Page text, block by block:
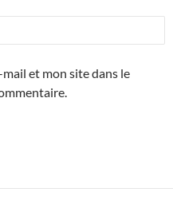
et mon site dans le